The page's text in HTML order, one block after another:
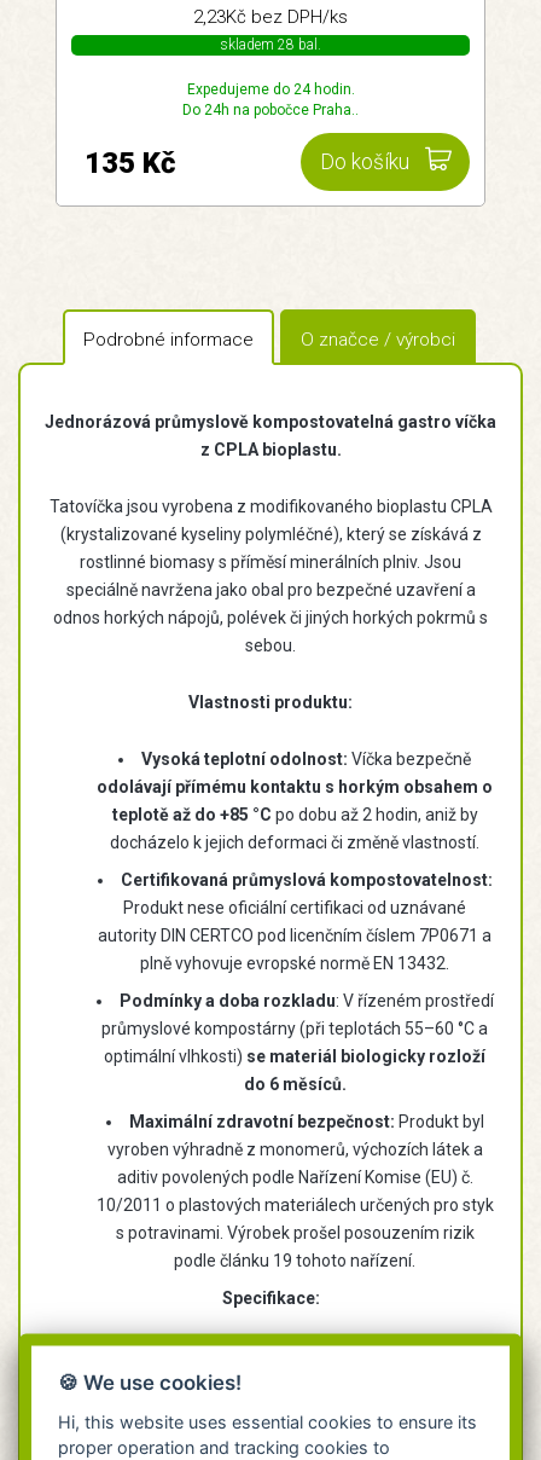
2,23Kč bez DPH/ks
skladem 28 bal.
Expedujeme do 24 hodin.
Do 24h na pobočce Praha..
Do košíku
135 Kč
Podrobné informace O značce / výrobci
Jednorázová průmyslově kompostovatelná gastro víčka
z CPLA bioplastu.
Tatovíčka jsou vyrobena z modifikovaného bioplastu CPLA
(krystalizované kyseliny polymléčné), který se získává z
rostlinné biomasy s příměsí minerálních plniv. Jsou
speciálně navržena jako obal pro bezpečné uzavření a
odnos horkých nápojů, polévek či jiných horkých pokrmů s
sebou.
Vlastnosti produktu:
Vysoká teplotní odolnost: Víčka bezpečně
odolávají přímému kontaktu s horkým obsahem o
teplotě až do +85 °C po dobu až 2 hodin, aniž by
docházelo k jejich deformaci či změně vlastností.
Certifikovaná průmyslová kompostovatelnost:
Produkt nese oficiální certifikaci od uznávané
autority DIN CERTCO pod licenčním číslem 7P0671 a
plně vyhovuje evropské normě EN 13432.
Podmínky a doba rozkladu: V řízeném prostředí
průmyslové kompostárny (při teplotách 55–60 °C a
optimální vlhkosti) se materiál biologicky rozloží
do 6 měsíců.
Maximální zdravotní bezpečnost: Produkt byl
vyroben výhradně z monomerů, výchozích látek a
aditiv povolených podle Nařízení Komise (EU) č.
10/2011 o plastových materiálech určených pro styk
s potravinami. Výrobek prošel posouzením rizik
podle článku 19 tohoto nařízení.
Specifikace:
(Crystallized Poly Lactic Acid).
Certifikace: DIN CERTCO – 7P0671 (shoda s EN
13432, Industrial).
🍪 We use cookies!
Hi, this website uses essential cookies to ensure its
proper operation and tracking cookies to